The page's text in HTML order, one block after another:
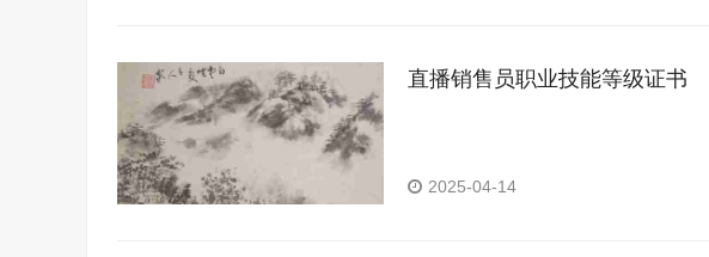
直播销售员职业技能等级证书
2025-04-14